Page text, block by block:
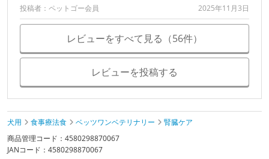
投稿者：ペットゴー会員 2025年11月3日
レビューをすべて見る（56件）
レビューを投稿する
犬用 食事療法食 ベッツワンベテリナリー
腎臓ケア
商品管理コード：4580298870067
JANコード：4580298870067